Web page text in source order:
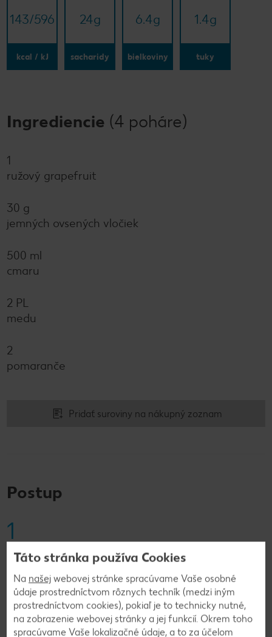
143/​596
kcal / kJ
24g
sacharidy
6.4g
bielkoviny
1.4g
tuky
Ingrediencie (4 poháre)
1
ružový grapefruit
30 g
jemných ovsených vločiek
500 ml
cmaru
2 PL
medu
2
pomaranče
Pridať suroviny na nákupný zoznam
Postup
1
Pomaranče a grapefruit olúpeme, nakrájame na
mesiačiky a pritom zachytávame šťavu. Ovocie
zmiešame s cmarom, ovsenými vločkami,
zachytenou šťavou a medom na jemnú kašu,
naplníme do pohárov a servírujeme.
Táto stránka používa Cookies
Na našej webovej stránke spracúvame Vaše osobné
údaje prostredníctvom rôznych techník (medzi iným
prostredníctvom cookies), pokiaľ je to technicky nutné,
na zobrazenie webovej stránky a jej funkcií. Okrem toho
spracúvame Vaše lokalizačné údaje, a to za účelom